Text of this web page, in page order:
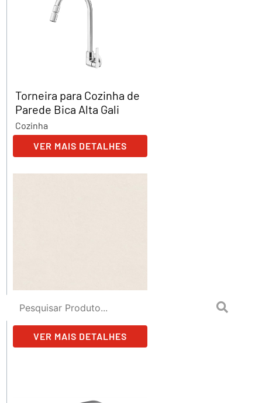
Torneira para Cozinha de
Parede Bica Alta Gali
Cozinha
VER MAIS DETALHES
Pisos e revestimentos
VER MAIS DETALHES